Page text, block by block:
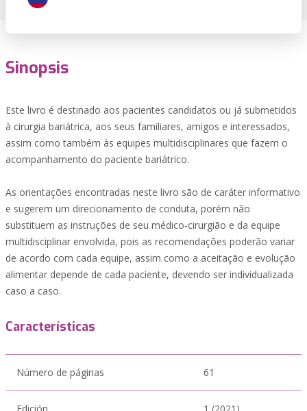
Sinopsis
Este livro é destinado aos pacientes candidatos ou já submetidos
à cirurgia bariátrica, aos seus familiares, amigos e interessados,
assim como também às equipes multidisciplinares que fazem o
acompanhamento do paciente bariátrico.
As orientações encontradas neste livro são de caráter informativo
e sugerem um direcionamento de conduta, porém não
substituem as instruções de seu médico-cirurgião e da equipe
multidisciplinar envolvida, pois as recomendações poderão variar
de acordo com cada equipe, assim como a aceitação e evolução
alimentar depende de cada paciente, devendo ser individualizada
caso a caso.
Características
Número de páginas 61